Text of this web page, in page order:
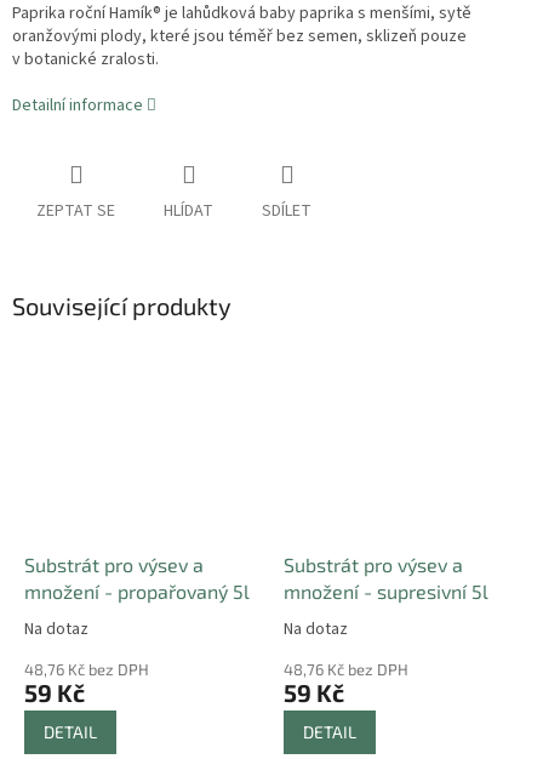
Paprika roční Hamík® je lahůdková baby paprika s menšími, sytě
oranžovými plody, které jsou téměř bez semen, sklizeň pouze
v botanické zralosti.
Detailní informace
ZEPTAT SE HLÍDAT SDÍLET
Související produkty
Substrát pro výsev a
množení - propařovaný 5l
Na dotaz
48,76 Kč bez DPH
59 Kč
DETAIL
Substrát pro výsev a
množení - supresivní 5l
Na dotaz
48,76 Kč bez DPH
59 Kč
DETAIL